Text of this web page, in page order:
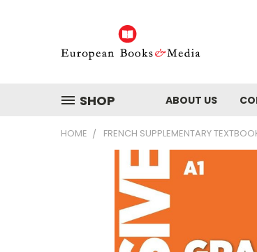
SHOP ABOUT US
HOME FRENCH SUPPLEMENTARY